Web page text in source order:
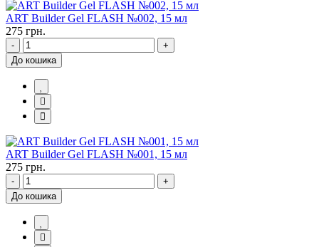
ART Builder Gel FLASH №002, 15 мл
275 грн.
-
+
До кошика
ART Builder Gel FLASH №001, 15 мл
275 грн.
-
+
До кошика